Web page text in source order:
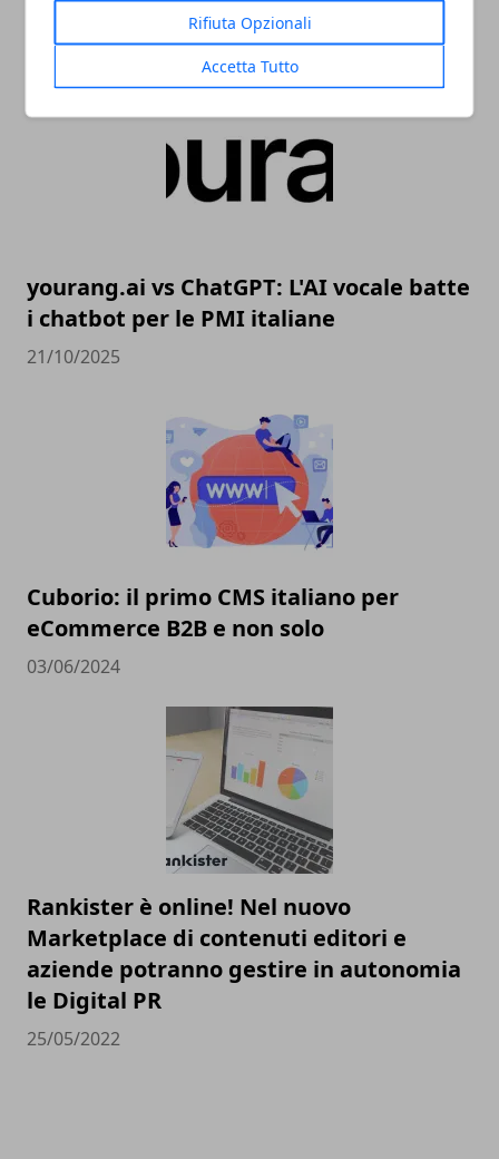
Rifiuta Opzionali
Accetta Tutto
ARTICOLI CORRELATI
yourang.ai vs ChatGPT: L'AI vocale batte
i chatbot per le PMI italiane
21/10/2025
Cuborio: il primo CMS italiano per
eCommerce B2B e non solo
03/06/2024
Rankister è online! Nel nuovo
Marketplace di contenuti editori e
aziende potranno gestire in autonomia
le Digital PR
25/05/2022